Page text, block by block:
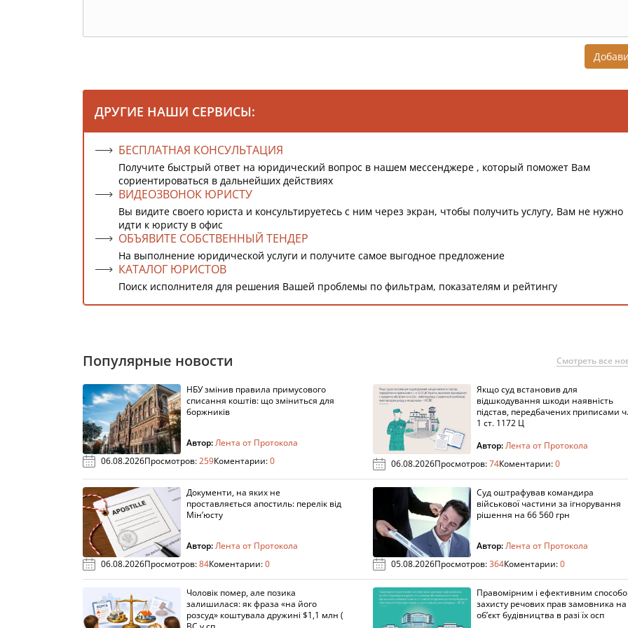
ДРУГИЕ НАШИ СЕРВИСЫ:
БЕСПЛАТНАЯ КОНСУЛЬТАЦИЯ
Получите быстрый ответ на юридический вопрос в нашем мессенджере , который поможет Вам
сориентироваться в дальнейших действиях
ВИДЕОЗВОНОК ЮРИСТУ
Вы видите своего юриста и консультируетесь с ним через экран, чтобы получить услугу, Вам не нужно
идти к юристу в офис
ОБЪЯВИТЕ СОБСТВЕННЫЙ ТЕНДЕР
На выполнение юридической услуги и получите самое выгодное предложение
КАТАЛОГ ЮРИСТОВ
Поиск исполнителя для решения Вашей проблемы по фильтрам, показателям и рейтингу
Популярные новости Смотреть все
НБУ змінив правила примусового
списання коштів: що зміниться для
боржників
Автор:Лента от Протокола
06.08.2026Просмотров:259Коментарии:0
Якщо суд встановив для
відшкодування шкоди наявність
підстав, передбачених приписами ч.
1 ст. 1172 Ц
Автор:Лента от Протокола
06.08.2026Просмотров:74Коментарии:0
Документи, на яких не
проставляється апостиль: перелік від
Мін’юсту
Автор:Лента от Протокола
06.08.2026Просмотров:84Коментарии:0
Суд оштрафував командира
військової частини за ігнорування
рішення на 66 560 грн
Автор:Лента от Протокола
05.08.2026Просмотров:364Коментарии:0
Чоловік помер, але позика
залишилася: як фраза «на його
розсуд» коштувала дружині $1,1 млн (
Правомірним і ефективним
захисту речових прав замовника на
об’єкт будівництва в разі їх осп